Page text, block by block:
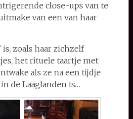
close-ups van te
van een van haar
is, zoals haar zichzelf
het rituele taartje met
als ze na een tijdje
de Laaglanden is…